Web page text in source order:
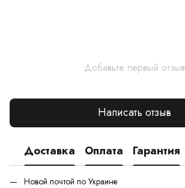
Добавьте первый отзыв
Написать отзыв
Доставка Оплата Гарантия
Новой почтой по Украине